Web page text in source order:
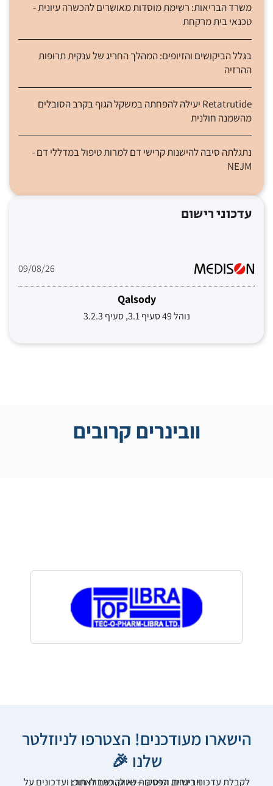
משרד הבריאות: רשימת מוסדות מאושרים להכשרה עיונית -
טכנאי בית מרקחת
בגלל הביקושים והזיופים: המהלך החריג של ענקית תרופות
ההרזיה
Retatrutide יעילה להפחתה במשקל הגוף בקרב הסובלים
מהשמנה חולנית
נתגלתה סיבה להישנות קרישי דם למרות טיפול במדללי דם -
NEJM
עדכוני רישום
09/08/26
Qalsody
נוהל 49 סעיף 3.1, סעיף 3.2.3
וובינרים קרובים
הישארו מעודכנים! הצטרפו לניוזלטר
שלנו 🎉
לקבלת עדכוני רישום, הפסקות שיווק, כתבות תוכן ועדכונים על וובינרים וכנסים – נא להרשם לאתר: